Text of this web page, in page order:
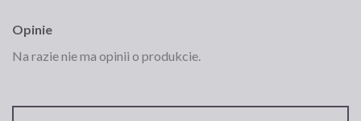
Opinie
Na razie nie ma opinii o produkcie.